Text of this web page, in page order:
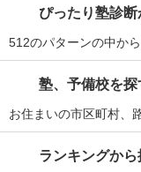
ぴったり塾診
512のパターンの中か
塾、予備校を探
お住まいの市区町村、
ランキングから